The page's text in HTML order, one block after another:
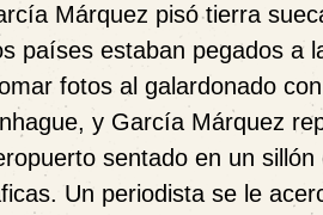
Márquez pisó tierra
países estaban pegados a
fotos al galardonado
y García Márquez
sentado en un
Un periodista se le